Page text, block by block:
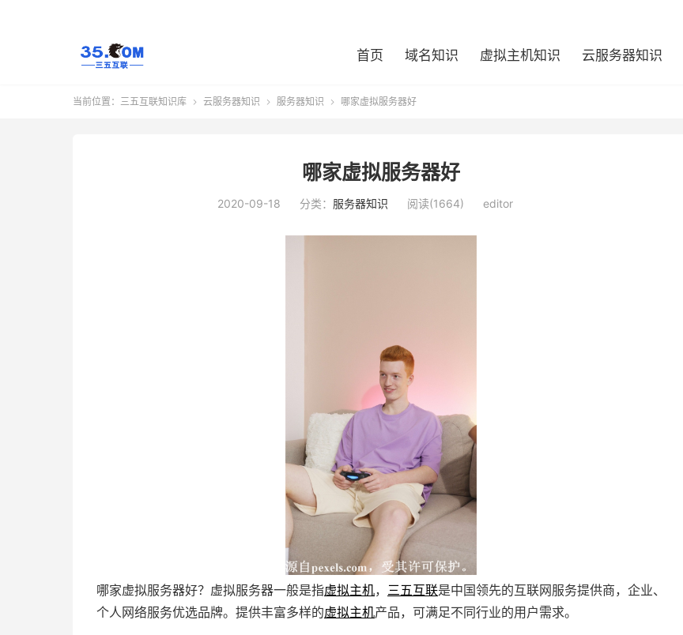
首页 域名知识 虚拟主机知识 云服务器知识
当前位置： 三五互联知识库  云服务器知识  服务器知识  哪家虚拟服务器好
哪家虚拟服务器好
2020-09-18 分类： 服务器知识 阅读(1664) editor
哪家虚拟服务器好？虚拟服务器一般是指虚拟主机， 三五互联是中国领先的互联网服务提供商，企业、
个人网络服务优选品牌。提供丰富多样的虚拟主机产品，可满足不同行业的用户需求。